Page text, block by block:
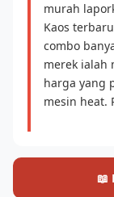
murah
Kaos
combo
merek ialah
harga yang
mesin heat.
📖